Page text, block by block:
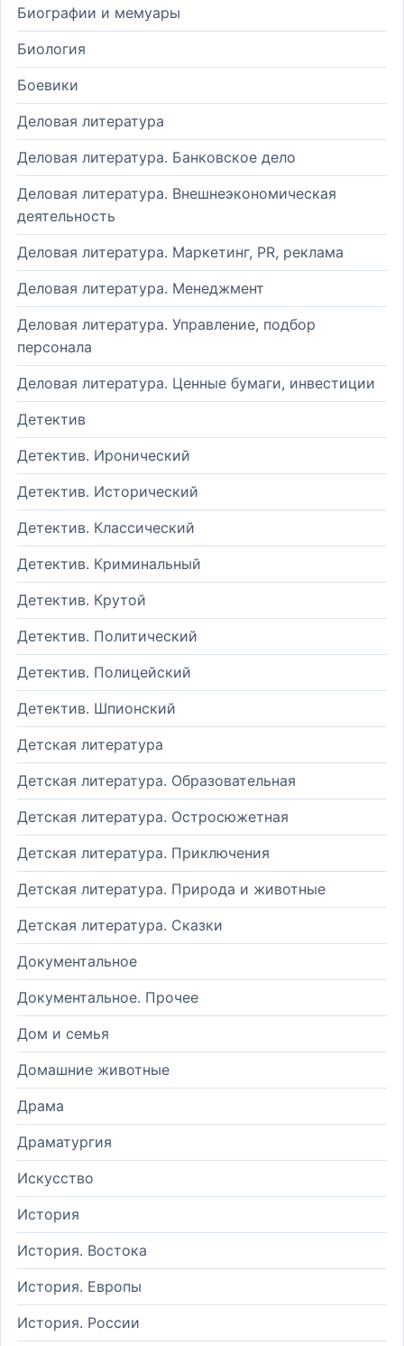
Биографии и мемуары
Биология
Боевики
Деловая литература
Деловая литература. Банковское дело
Деловая литература. Внешнеэкономическая
деятельность
Деловая литература. Маркетинг, PR, реклама
Деловая литература. Менеджмент
Деловая литература. Управление, подбор
персонала
Деловая литература. Ценные бумаги, инвестиции
Детектив
Детектив. Иронический
Детектив. Исторический
Детектив. Классический
Детектив. Криминальный
Детектив. Крутой
Детектив. Политический
Детектив. Полицейский
Детектив. Шпионский
Детская литература
Детская литература. Образовательная
Детская литература. Остросюжетная
Детская литература. Приключения
Детская литература. Природа и животные
Детская литература. Сказки
Документальное
Документальное. Прочее
Дом и семья
Домашние животные
Драма
Драматургия
Искусство
История
История. Востока
История. Европы
История. России